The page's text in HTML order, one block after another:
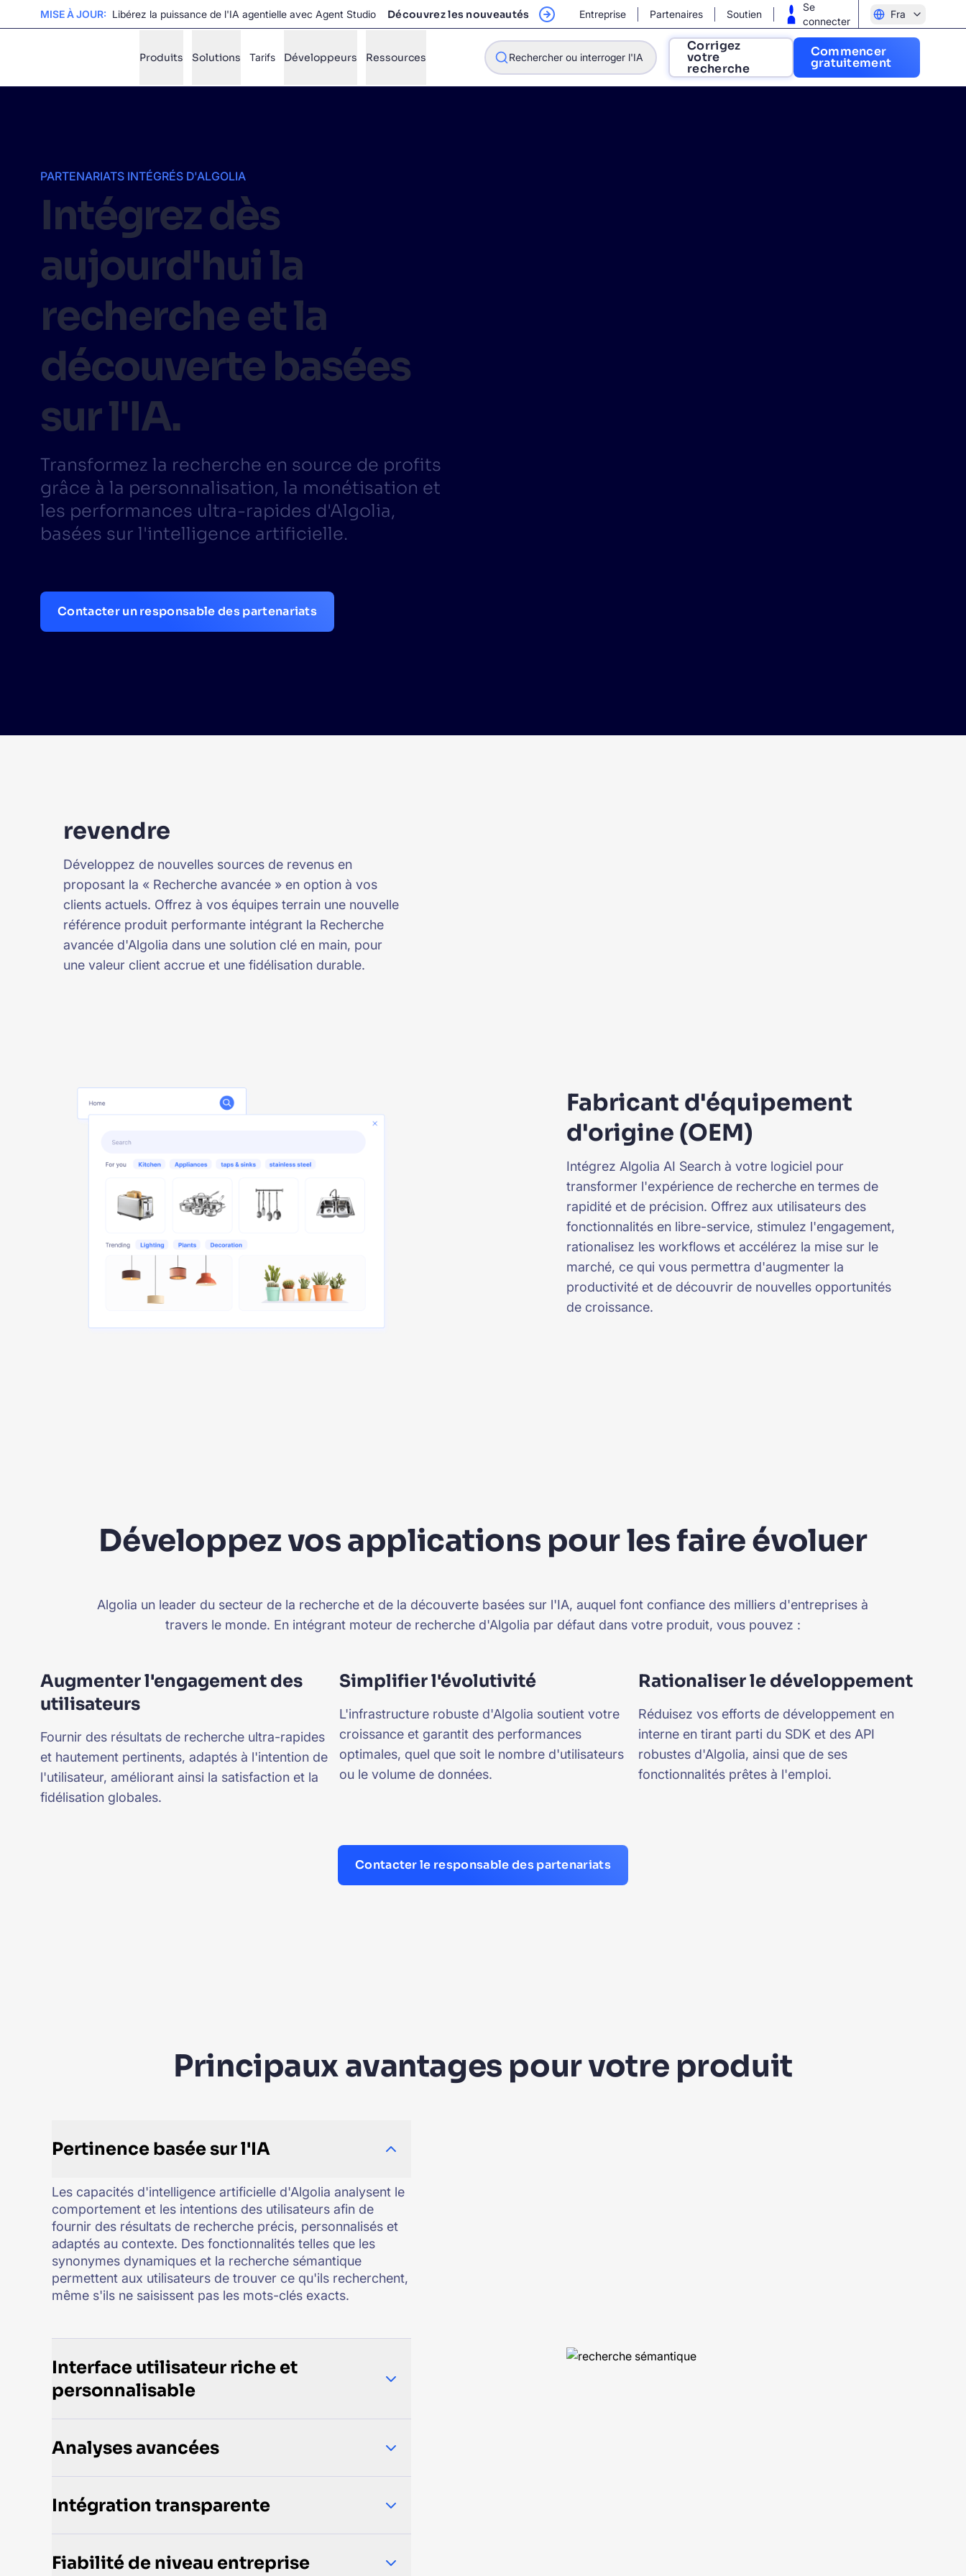
MISE À JOUR: Libérez la puissance de l'IA agentielle avec Agent Studio Découvrez les nouveautés Entreprise Partenaires Soutien
Se
connecter
Fra
Produits Solutions Tarifs Développeurs Ressources Rechercher ou interroger l'IA
Corrigez
votre
recherche
Commencer
gratuitement
FILTRER PAR SOURCE
✨
SUGGESTIONS
PRODUITS ET RESSOURCES
PARTENARIATS INTÉGRÉS D'ALGOLIA
Intégrez dès
aujourd'hui la
recherche et la
découverte basées
sur l'IA.
Transformez la recherche en source de profits
grâce à la personnalisation, la monétisation et
les performances ultra-rapides d'Algolia,
basées sur l'intelligence artificielle.
Contacter un responsable des partenariats
revendre
Développez de nouvelles sources de revenus en
proposant la « Recherche avancée » en option à vos
clients actuels. Offrez à vos équipes terrain une nouvelle
référence produit performante intégrant la Recherche
avancée d'Algolia dans une solution clé en main, pour
une valeur client accrue et une fidélisation durable.
Fabricant d'équipement
d'origine (OEM)
Intégrez Algolia AI Search à votre logiciel pour
transformer l'expérience de recherche en termes de
rapidité et de précision. Offrez aux utilisateurs des
fonctionnalités en libre-service, stimulez l'engagement,
rationalisez les workflows et accélérez la mise sur le
marché, ce qui vous permettra d'augmenter la
productivité et de découvrir de nouvelles opportunités
de croissance.
Développez vos applications pour les faire évoluer
Algolia un leader du secteur de la recherche et de la découverte basées sur l'IA, auquel font confiance des milliers d'entreprises à
travers le monde. En intégrant moteur de recherche d'Algolia par défaut dans votre produit, vous pouvez :
Augmenter l'engagement des
utilisateurs
Fournir des résultats de recherche ultra-rapides
et hautement pertinents, adaptés à l'intention de
l'utilisateur, améliorant ainsi la satisfaction et la
fidélisation globales.
Simplifier l'évolutivité
L'infrastructure robuste d'Algolia soutient votre
croissance et garantit des performances
optimales, quel que soit le nombre d'utilisateurs
ou le volume de données.
Rationaliser le développement
Réduisez vos efforts de développement en
interne en tirant parti du SDK et des API
robustes d'Algolia, ainsi que de ses
fonctionnalités prêtes à l'emploi.
Contacter le responsable des partenariats
Principaux avantages pour votre produit
Pertinence basée sur l'IA
Les capacités d'intelligence artificielle d'Algolia analysent le
comportement et les intentions des utilisateurs afin de
fournir des résultats de recherche précis, personnalisés et
adaptés au contexte. Des fonctionnalités telles que les
synonymes dynamiques et la recherche sémantique
permettent aux utilisateurs de trouver ce qu'ils recherchent,
même s'ils ne saisissent pas les mots-clés exacts.
Interface utilisateur riche et
personnalisable
Analyses avancées
Intégration transparente
Fiabilité de niveau entreprise